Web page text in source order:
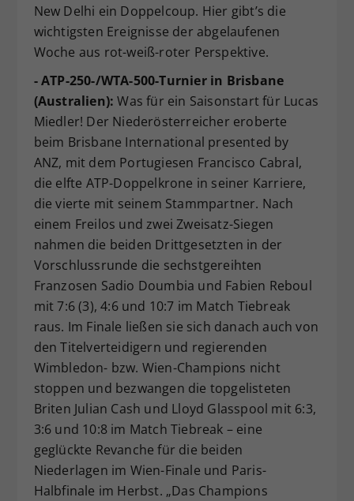
New Delhi ein Doppelcoup. Hier gibt’s die
wichtigsten Ereignisse der abgelaufenen
Woche aus rot-weiß-roter Perspektive.
- ATP-250-/WTA-500-Turnier in Brisbane
(Australien): Was für ein Saisonstart für Lucas
Miedler! Der Niederösterreicher eroberte
beim Brisbane International presented by
ANZ, mit dem Portugiesen Francisco Cabral,
die elfte ATP-Doppelkrone in seiner Karriere,
die vierte mit seinem Stammpartner. Nach
einem Freilos und zwei Zweisatz-Siegen
nahmen die beiden Drittgesetzten in der
Vorschlussrunde die sechstgereihten
Franzosen Sadio Doumbia und Fabien Reboul
mit 7:6 (3), 4:6 und 10:7 im Match Tiebreak
raus. Im Finale ließen sie sich danach auch von
den Titelverteidigern und regierenden
Wimbledon- bzw. Wien-Champions nicht
stoppen und bezwangen die topgelisteten
Briten Julian Cash und Lloyd Glasspool mit 6:3,
3:6 und 10:8 im Match Tiebreak – eine
geglückte Revanche für die beiden
Niederlagen im Wien-Finale und Paris-
Halbfinale im Herbst. „Das Champions